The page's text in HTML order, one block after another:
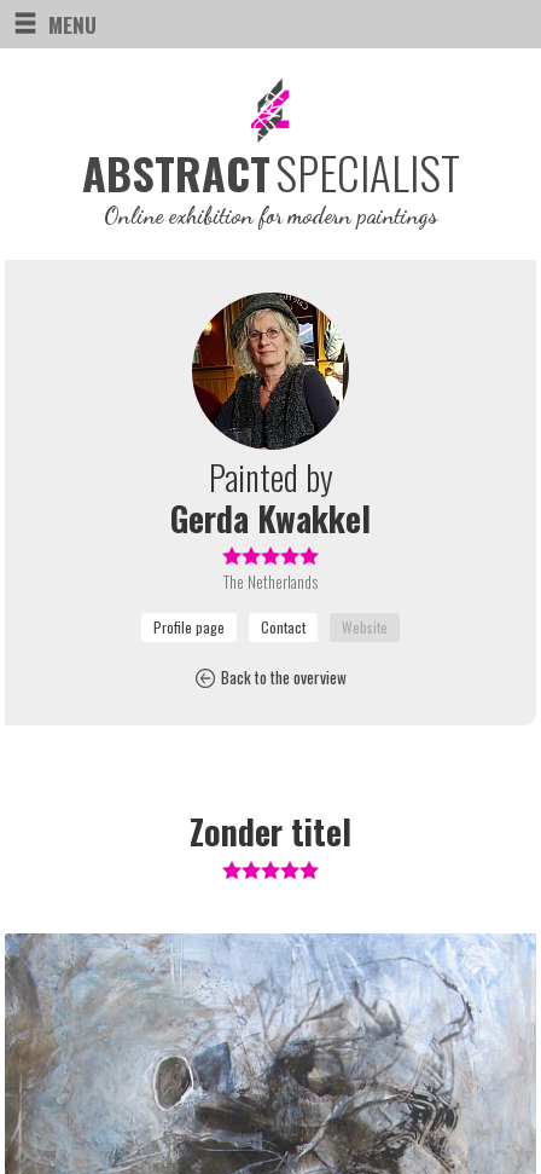
MENU
ABSTRACTSPECIALIST
Online exhibition for modern paintings
Painted by
Gerda Kwakkel
The Netherlands
Back to the overview
Zonder titel